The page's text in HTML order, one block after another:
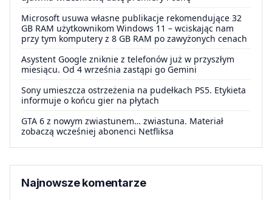
Microsoft usuwa własne publikacje rekomendujące 32
GB RAM użytkownikom Windows 11 – wciskając nam
przy tym komputery z 8 GB RAM po zawyżonych cenach
Asystent Google zniknie z telefonów już w przyszłym
miesiącu. Od 4 września zastąpi go Gemini
Sony umieszcza ostrzeżenia na pudełkach PS5. Etykieta
informuje o końcu gier na płytach
GTA 6 z nowym zwiastunem… zwiastuna. Materiał
zobaczą wcześniej abonenci Netfliksa
Najnowsze komentarze